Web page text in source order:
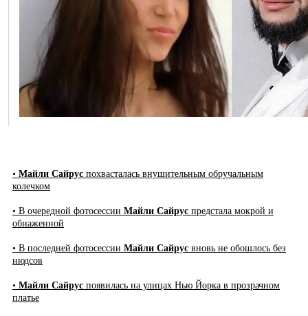
• Майли Сайрус похвасталась внушительным обручальным
колечком
• В очередной фотосессии Майли Сайрус предстала мокрой и
обнаженной
• В последней фотосессии Майли Сайрус вновь не обошлось без
нюдсов
• Майли Сайрус появилась на улицах Нью Йорка в прозрачном
платье